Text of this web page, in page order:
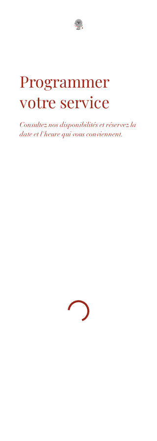
Programmer
votre service
Consultez nos disponibilités et réservez la
date et l'heure qui vous conviennent.